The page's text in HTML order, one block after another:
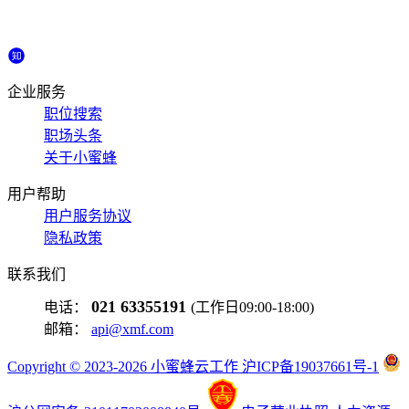
企业服务
职位搜索
职场头条
关于小蜜蜂
用户帮助
用户服务协议
隐私政策
联系我们
电话： 021 63355191 (工作日09:00-18:00)
邮箱： api@xmf.com
Copyright © 2023-2026 小蜜蜂云工作 沪ICP备19037661号-1